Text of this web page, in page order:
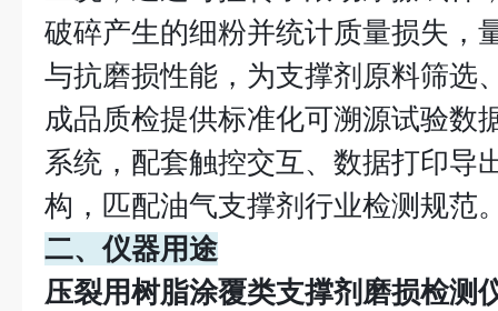
破碎产生的细粉并统计质量损失，
与抗磨损性能，为支撑剂原料筛选
成品质检提供标准化可溯源试验数
系统，配套触控交互、数据打印导
构，匹配油气支撑剂行业检测规范
二、仪器用途
压裂用树脂涂覆类支撑剂磨损检测